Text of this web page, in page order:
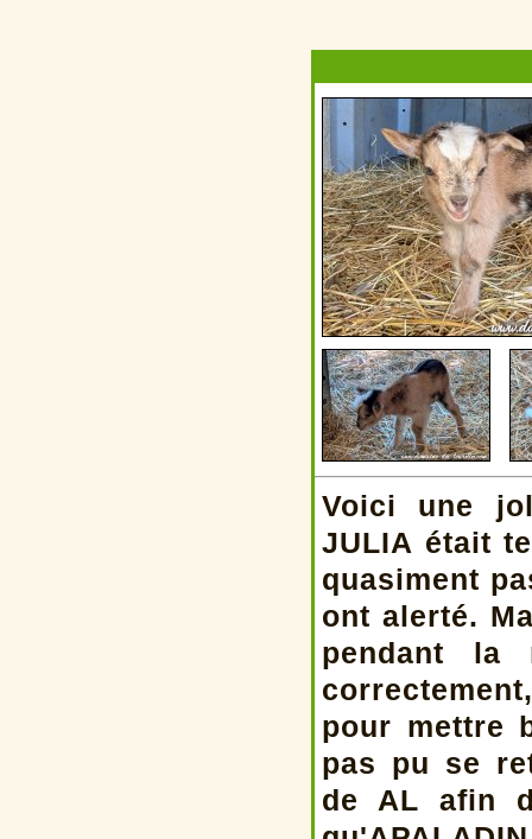
Voici une
JULIA était
quasiment
ont alerté.
pendant
pour mettre
pas pu se
de AL afin